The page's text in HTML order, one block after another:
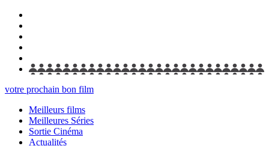
votre prochain bon film
Meilleurs films
Meilleures Séries
Sortie Cinéma
Actualités